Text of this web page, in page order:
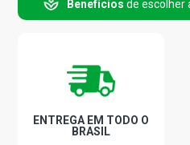
C3 PICASSO GL MINIVAN 1.6
Benefícios de escolher
ENTREGA EM TODO O
BRASIL